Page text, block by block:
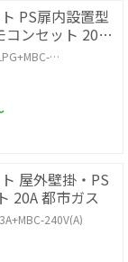
PS扉内設置型
ンセット 20A
屋外壁掛・PS
20A 都市ガス
240V(A)